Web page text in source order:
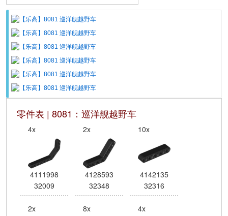
零件表 | 8081：巡洋舰越野车
4x
4111998
32009
2x
4128593
32348
10x
4142135
32316
2x 8x 4x